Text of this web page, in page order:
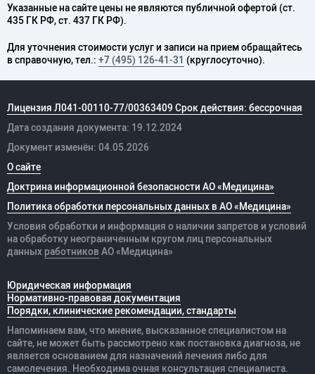
Указанные на сайте цены не являются публичной офертой (ст.
435 ГК РФ, cт. 437 ГК РФ).
Для уточнения стоимости услуг и записи на прием обращайтесь
в справочную, тел.: +7 (495) 126-41-31 (круглосуточно).
Лицензия Л041-00110-77/00363409 Срок действия: бессрочная
Дата создания документа: 19.12.2024
Документ изменён: 04.05.2026
О сайте
Доктрина информационной безопасности АО «Медицина»
Политика обработки персональных данных в АО «Медицина»
Условия обработки и информация о наличии запретов и условий
на обработку неограниченным кругом лиц персональных
данных работников АО «Медицина»
Юридическая информация
Нормативно-правовая документация
Порядки, клинические рекомендации, стандарты
Напоминаем вам, что мнение, высказанное специалистом на
сайте, не может быть рассмотрено как постановка диагноза, не
является основанием для назначений лечения либо для
самолечения. Необходима очная консультация специалиста.